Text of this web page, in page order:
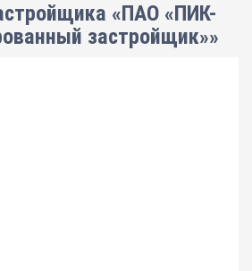
«ПАО «ПИК-
застройщик»»